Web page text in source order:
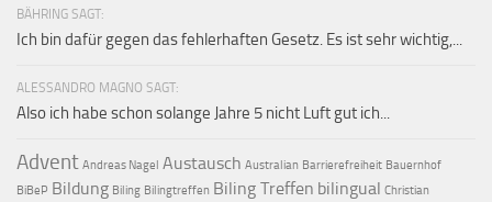
BÄHRING SAGT:
Ich bin dafür gegen das fehlerhaften Gesetz. Es ist sehr wichtig,...
ALESSANDRO MAGNO SAGT:
Also ich habe schon solange Jahre 5 nicht Luft gut ich...
Advent Andreas Nagel Austausch Australian Barrierefreiheit Bauernhof
BiBeP Bildung Biling Bilingtreffen Biling Treffen bilingual Christian